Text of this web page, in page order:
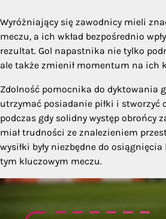
Wyróżniający się zawodnicy mieli
meczu, a ich wkład bezpośrednio
rezultat. Gol napastnika nie tylko
ale także zmienił momentum na ich
Zdolność pomocnika do dyktowania
utrzymać posiadanie piłki i stworzyć
podczas gdy solidny występ obrońcy
miał trudności ze znalezieniem
wysiłki były niezbędne do
tym kluczowym meczu.